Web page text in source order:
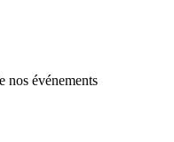
nos événements